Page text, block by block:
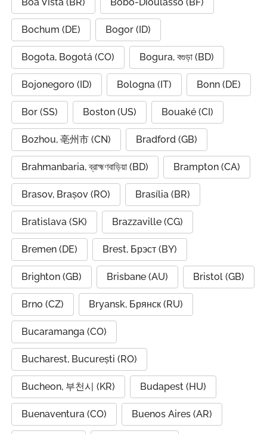
Bochum (DE) Bogor (ID)
Bogota, Bogotá (CO) Bogura, বগুড়া (BD)
Bojonegoro (ID) Bologna (IT) Bonn (DE)
Bor (SS) Boston (US) Bouaké (CI)
Bozhou, 亳州市 (CN) Bradford (GB)
Brahmanbaria, ব্রাহ্মণবাড়িয়া (BD) Brampton (CA)
Brasov, Brașov (RO) Brasília (BR)
Bratislava (SK) Brazzaville (CG)
Bremen (DE) Brest, Брэст (BY)
Brighton (GB) Brisbane (AU) Bristol (GB)
Brno (CZ) Bryansk, Брянск (RU)
Bucaramanga (CO)
Bucharest, București (RO)
Bucheon, 부천시 (KR) Budapest (HU)
Buenaventura (CO) Buenos Aires (AR)